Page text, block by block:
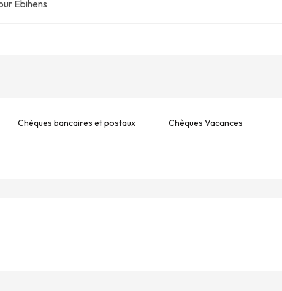
Ebihens
Chèques bancaires et postaux Chèques Vacances